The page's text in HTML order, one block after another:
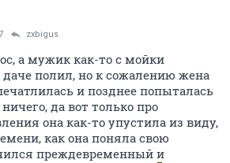
zxbigus
а мужик как-то с мойки
даче полил, но к сожалению жена
и позднее попыталась
да вот только про
она как-то упустила из виду,
как она поняла свою
преждевременный и